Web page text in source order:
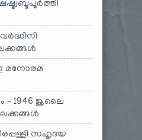
മനോരമ
– 1946 ജൂലൈ
സഹൃദയ